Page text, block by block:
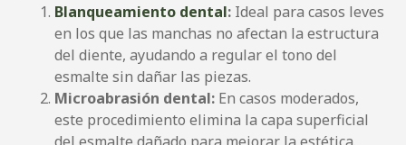
Blanqueamiento dental: Ideal para casos leves
en los que las manchas no afectan la estructura
del diente, ayudando a regular el tono del
esmalte sin dañar las piezas.
Microabrasión dental: En casos moderados,
este procedimiento elimina la capa superficial